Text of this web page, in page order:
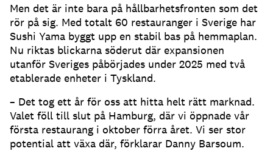
Men det är inte bara på hållbarhetsfronten som det
rör på sig. Med totalt 60 restauranger i Sverige har
Sushi Yama byggt upp en stabil bas på hemmaplan.
Nu riktas blickarna söderut där expansionen
utanför Sveriges påbörjades under 2025 med två
etablerade enheter i Tyskland.
– Det tog ett år för oss att hitta helt rätt marknad.
Valet föll till slut på Hamburg, där vi öppnade vår
första restaurang i oktober förra året. Vi ser stor
potential att växa där, förklarar Danny Barsoum.